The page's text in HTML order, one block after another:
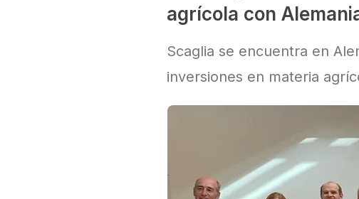
agrícola con
Scaglia se encuentra en
inversiones en materia